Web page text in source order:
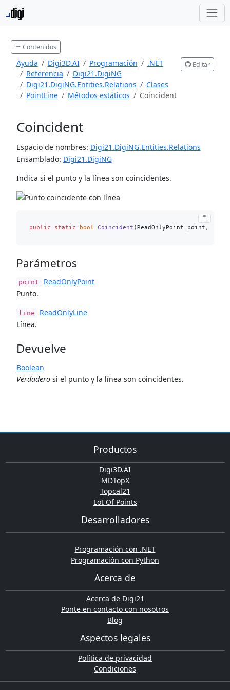
Contenidos
Ayuda Digi3D.AI Programación
.NET
Referencia
Digi21.DigiNG
Digi21.DigiNG.Entities.Relations
Clases
PointLine
Métodos estáticos Coincident
Editar
Coincident
Espacio de nombres: Digi21.DigiNG.Entities.Relations
Ensamblado: Digi21.DigiNG
Indica si el punto y la línea son coincidentes.
public static bool Coincident ( ReadOnlyPoint point,
Parámetros
point
ReadOnlyPoint
Punto.
line
ReadOnlyLine
Línea.
Devuelve
Boolean
Verdaderosi el punto y la línea son coincidentes.
Productos
Digi3D.AI
MDTopX
Topcal21
Lot Of Points
Desarrolladores
Programación con .NET
Programación con Python
Acerca de
Acerca de Digi21
Ponte en contacto con nosotros
Blog
Aspectos legales
Política de privacidad
Condiciones